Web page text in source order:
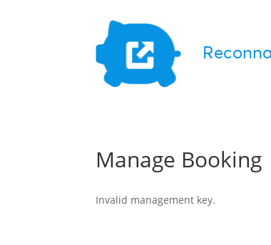
Manage Booking
Invalid management key.